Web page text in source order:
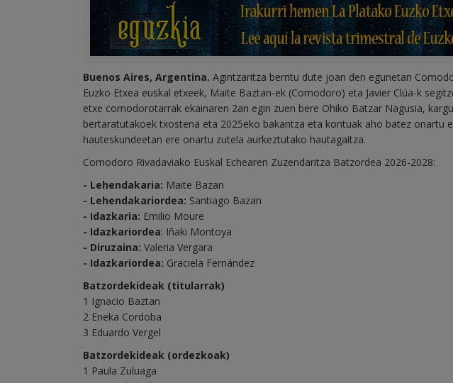
Buenos Aires, Argentina. Agintzaritza berritu dute joan den egunetan
Euzko Etxea euskal etxeek, Maite Baztan-ek (Comodoro) eta Javier Clúa-k
etxe comodorotarrak ekainaren 2an egin zuen bere Ohiko Batzar Nagusia,
bertaratutakoek txostena eta 2025eko bakantza eta kontuak aho batez onartu
hauteskundeetan ere onartu zutela aurkeztutako hautagaitza.
Comodoro Rivadaviako Euskal Echearen Zuzendaritza Batzordea 2026-2028:
- Lehendakaria: Maite Bazan
- Lehendakariordea: Santiago Bazan
- Idazkaria: Emilio Moure
- Idazkariordea: Iñaki Montoya
- Diruzaina: Valeria Vergara
- Idazkariordea: Graciela Fernández
Batzordekideak (titularrak)
1 Ignacio Baztan
2 Eneka Cordoba
3 Eduardo Vergel
Batzordekideak (ordezkoak)
1 Paula Zuluaga